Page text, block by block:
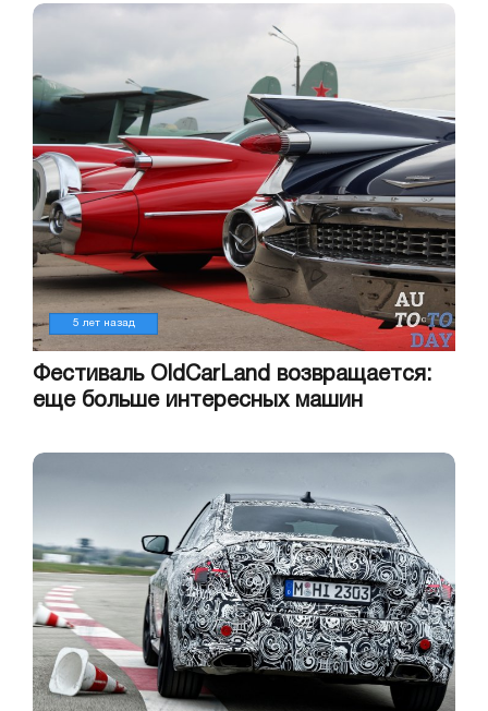
5 лет назад
Фестиваль OldCarLand возвращается:
еще больше интересных машин